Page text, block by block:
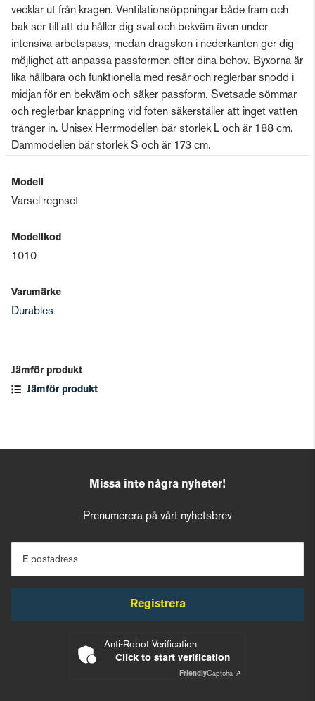
vecklar ut från kragen. Ventilationsöppningar både fram och
bak ser till att du håller dig sval och bekväm även under
intensiva arbetspass, medan dragskon i nederkanten ger dig
möjlighet att anpassa passformen efter dina behov. Byxorna är
lika hållbara och funktionella med resår och reglerbar snodd i
midjan för en bekväm och säker passform. Svetsade sömmar
och reglerbar knäppning vid foten säkerställer att inget vatten
tränger in. Unisex Herrmodellen bär storlek L och är 188 cm.
Dammodellen bär storlek S och är 173 cm.
Modell
Varsel regnset
Modellkod
1010
Varumärke
Durables
Jämför produkt
Jämför produkt
Missa inte några nyheter!
Prenumerera på vårt nyhetsbrev
E-postadress
Registrera
Anti-Robot Verification
Click to start verification
FriendlyCaptcha ⇗